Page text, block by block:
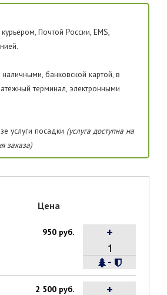
Почтой России, EMS,
банковской картой, в
терминал, электронными
услуги посадки (услуга доступна на
заказа)
Цена
950 руб.
-
+
2 500 руб. +